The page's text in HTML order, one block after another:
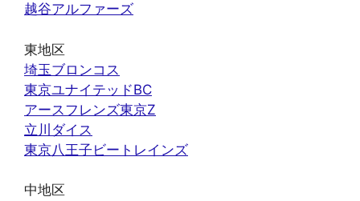
越谷アルファーズ
東地区
埼玉ブロンコス
東京ユナイテッドBC
アースフレンズ東京Z
立川ダイス
東京八王子ビートレインズ
中地区